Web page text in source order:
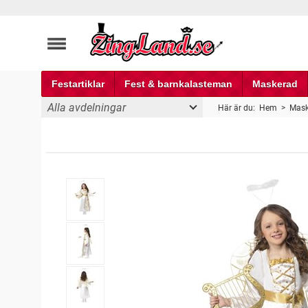
Festartiklar Fest & barnkalasteman Maskerad
Alla avdelningar Här är du: Hem >